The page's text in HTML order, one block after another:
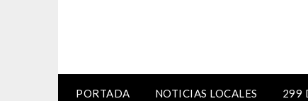
PORTADA NOTICIAS LOCALES 299